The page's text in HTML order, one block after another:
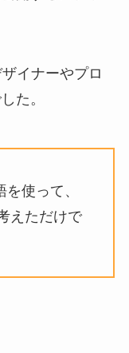
イナーやプロ
た。
使って、
えただけで